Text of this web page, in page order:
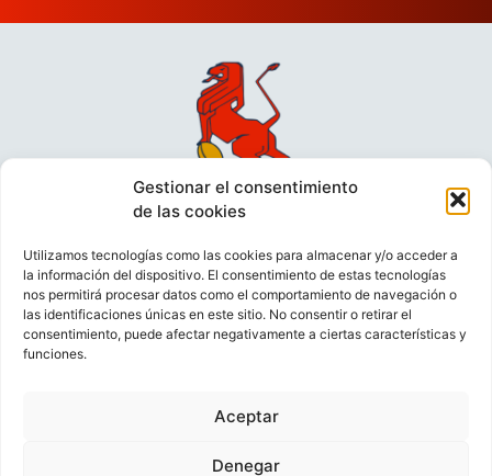
Gestionar el consentimiento
de las cookies
Utilizamos tecnologías como las cookies para almacenar y/o acceder a
la información del dispositivo. El consentimiento de estas tecnologías
nos permitirá procesar datos como el comportamiento de navegación o
las identificaciones únicas en este sitio. No consentir o retirar el
consentimiento, puede afectar negativamente a ciertas características y
funciones.
Aceptar
Denegar
VIDEOCONFERENCIAS
POLÍTICA DE PRIVACIDAD
CONTACTO